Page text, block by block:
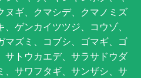
ヌギ、クマシデ、クマノミズ
ゲンカイツツジ、コウゾ、
マズミ、コブシ、ゴマギ、ゴ
サトウカエデ、サラサドウダ
、サワフタギ、サンザシ、サ